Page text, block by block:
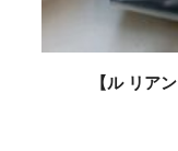
【ル リア